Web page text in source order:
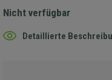
Nicht verfügbar
Detaillierte